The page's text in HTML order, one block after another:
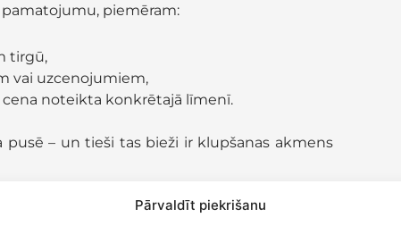
Pārvaldīt piekrišanu
piemēram:
tirgū,
vai uzcenojumiem,
noteikta konkrētajā līmenī.
– un tieši tas bieži ir klupšanas akmens